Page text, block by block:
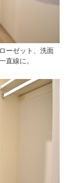
ーゼット、洗面
直線に。